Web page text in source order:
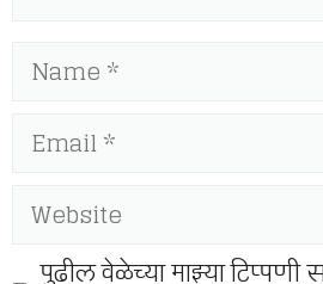
Name
Email
Website
पुढील वेळेच्या माझ्या टिप्पणी